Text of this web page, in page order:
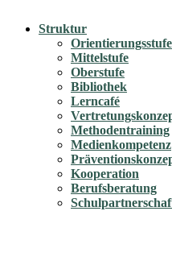
Struktur
Orientierungsstufe
Mittelstufe
Oberstufe
Bibliothek
Lerncafé
Methodentraining
Medienkompetenz
Kooperation
Berufsberatung